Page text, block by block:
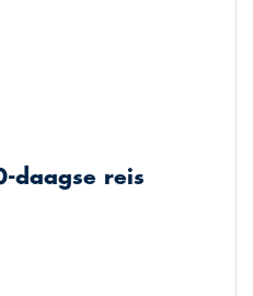
daagse reis